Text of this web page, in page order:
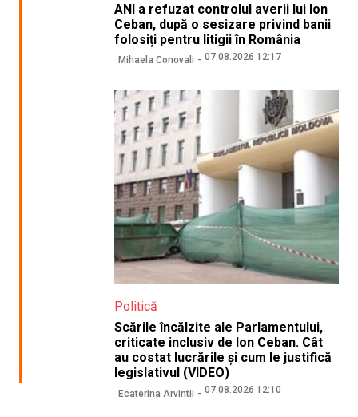
ANI a refuzat controlul averii lui Ion
Ceban, după o sesizare privind banii
folosiți pentru litigii în România
Mihaela Conovali 07.08.2026 12:17
Politică
Scările încălzite ale Parlamentului,
criticate inclusiv de Ion Ceban. Cât
au costat lucrările și cum le justifică
legislativul (VIDEO)
Ecaterina Arvintii 07.08.2026 12:10